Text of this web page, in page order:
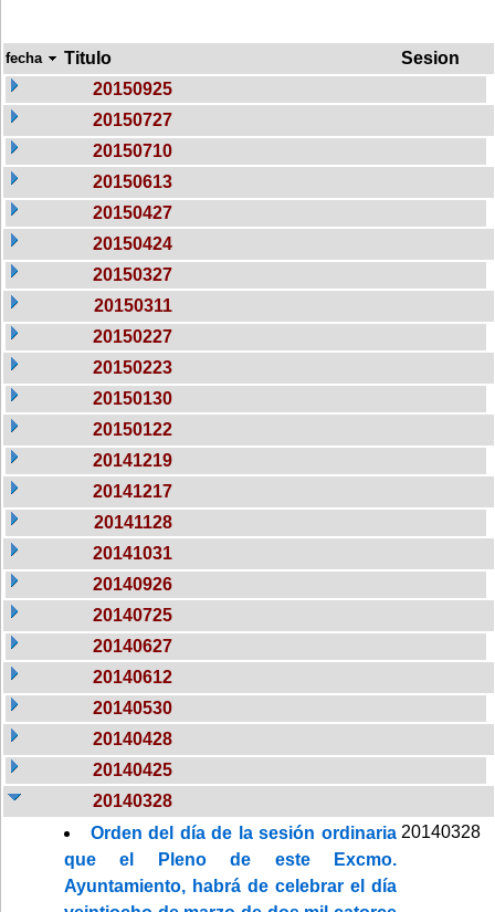
fecha Titulo
Sesion
20150925
20150727
20150710
20150613
20150427
20150424
20150327
20150311
20150227
20150223
20150130
20150122
20141219
20141217
20141128
20141031
20140926
20140725
20140627
20140612
20140530
20140428
20140425
20140328
Orden del día de la sesión ordinaria
que el Pleno de este Excmo.
Ayuntamiento, habrá de celebrar el día
20140328